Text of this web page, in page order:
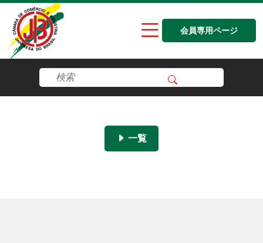
会員専用ページ
一覧